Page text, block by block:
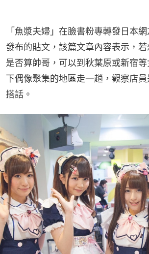
「魚漿夫婦」在臉書粉專轉發日本
發布的貼文，該篇文章內容表示，
是否算帥哥，可以到秋葉原或新宿
下偶像聚集的地區走一趟，觀察店
搭話。